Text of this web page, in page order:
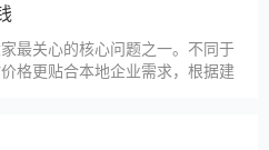
海）有限公司